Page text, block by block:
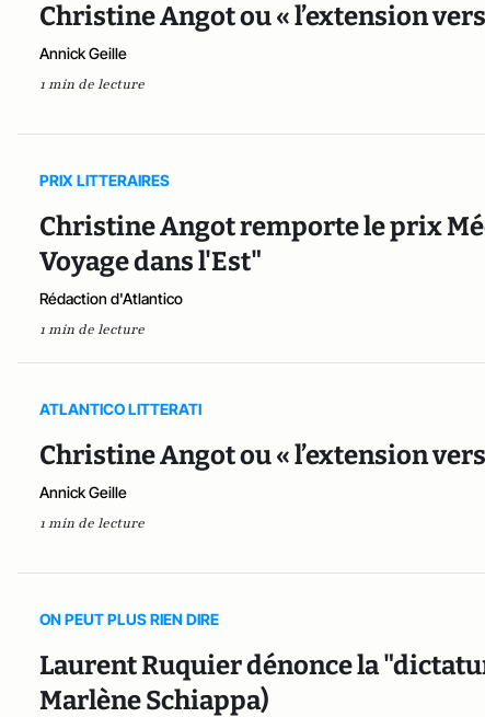
Christine Angot ou « l’extension
Annick Geille
1 min de lecture
PRIX LITTERAIRES
Christine Angot remporte le prix
Voyage dans l'Est"
Rédaction d'Atlantico
1 min de lecture
ATLANTICO LITTERATI
Christine Angot ou « l’extension
Annick Geille
1 min de lecture
ON PEUT PLUS RIEN DIRE
Laurent Ruquier dénonce la
Marlène Schiappa)